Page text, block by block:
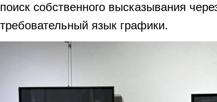
поиск собственного высказывания
требовательный язык графики.